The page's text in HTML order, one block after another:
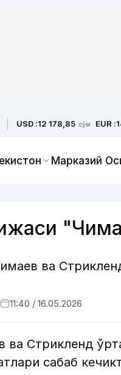
USD :12 178,85 сўм EUR :
Марказий
ва
11:40 / 16.05.2026
ва Стрикленд
сабаб